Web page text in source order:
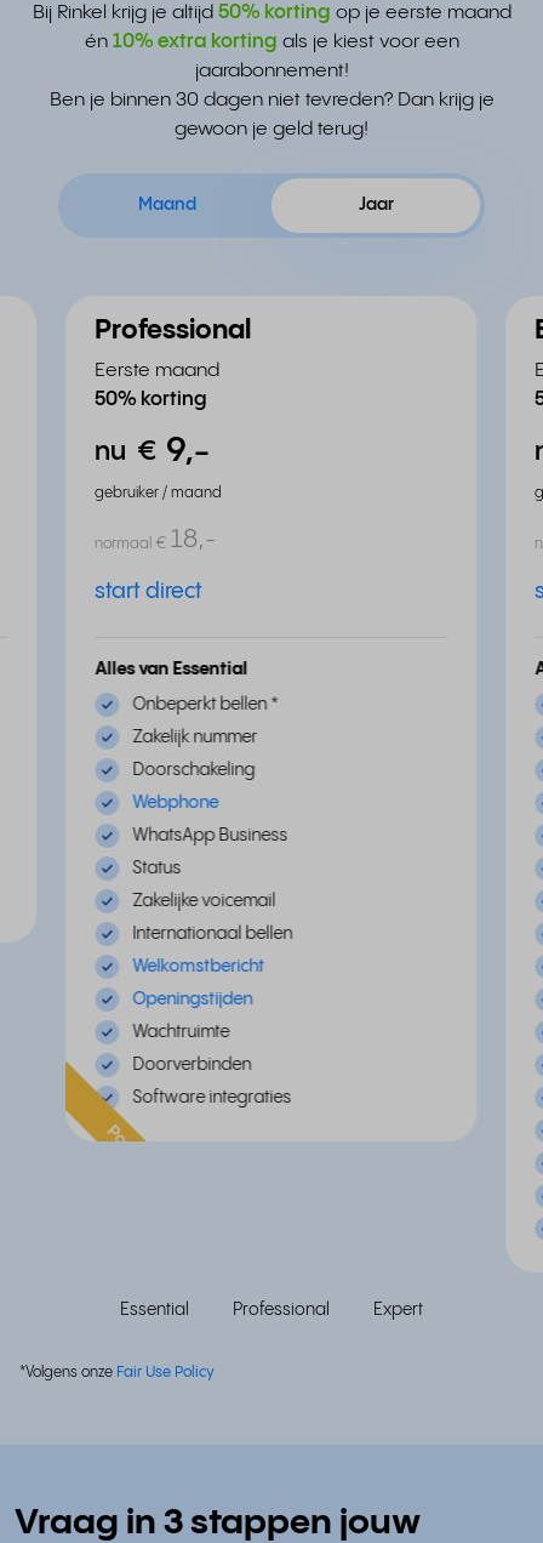
Bij Rinkel krijg je altijd 50% korting op je eerste maand
én 10% extra korting als je kiest voor een
jaarabonnement!
Ben je binnen 30 dagen niet tevreden? Dan krijg je
gewoon je geld terug!
Maand Jaar
Professional
Eerste maand
50% korting
nu € 9,-
gebruiker / maand
normaal € 18,-
start direct
Alles van Essential
Onbeperkt bellen *
Zakelijk nummer
Doorschakeling
Webphone
WhatsApp Business
Status
Zakelijke voicemail
Internationaal bellen
Welkomstbericht
Openingstijden
Wachtruimte
Doorverbinden
Software integraties
Populair
Essential Professional Expert
*Volgens onze Fair Use Policy
Vraag in 3 stappen jouw